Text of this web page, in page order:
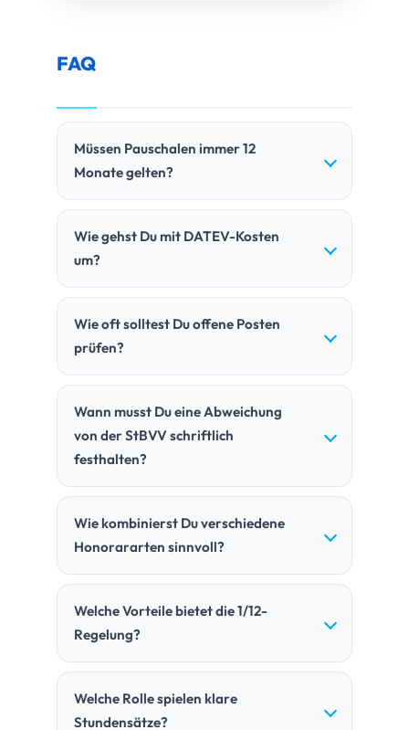
FAQ
Müssen Pauschalen immer 12
Monate gelten?
Wie gehst Du mit DATEV-Kosten
um?
Wie oft solltest Du offene Posten
prüfen?
Wann musst Du eine Abweichung
von der StBVV schriftlich
festhalten?
Wie kombinierst Du verschiedene
Honorararten sinnvoll?
Welche Vorteile bietet die 1/12-
Regelung?
Welche Rolle spielen klare
Stundensätze?